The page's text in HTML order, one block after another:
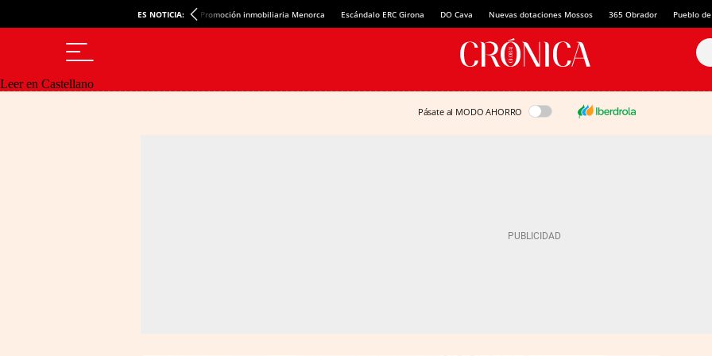
ES NOTICIA: Promoción inmobiliaria Menorca Escándalo ERC Girona DO Cava Nuevas dotaciones Mossos 365 Obrador Pueblo
Leer en Castellano
Pásate al MODO AHORRO